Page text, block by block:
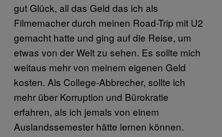
gut Glück, all das Geld das ich als
Filmemacher durch meinen Road-Trip mit U2
gemacht hatte und ging auf die Reise, um
etwas von der Welt zu sehen. Es sollte mich
weitaus mehr von meinem eigenen Geld
kosten. Als College-Abbrecher, sollte ich
mehr über Korruption und Bürokratie
erfahren, als ich jemals von einem
Auslandssemester hätte lernen können.